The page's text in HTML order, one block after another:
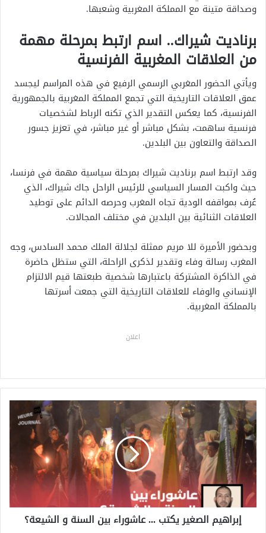
وصداقة متينة مع المملكة المغربية وشعبها.
برناديت شيراك.. اسم ارتبط بمرحلة مهمة
من العلاقات المغربية الفرنسية
ويأتي الحضور المغربي الرسمي الرفيع في هذه المراسم ليجسد
عمق العلاقات التاريخية التي تجمع المملكة المغربية بالجمهورية
الفرنسية، كما يعكس التقدير الذي تكنه الرباط لشخصيات
فرنسية ساهمت، بشكل مباشر أو غير مباشر، في تعزيز جسور
الصداقة والتعاون بين البلدين.
وقد ارتبط اسم برناديت شيراك بمرحلة سياسية مهمة في فرنسا،
حيث واكبت المسار السياسي للرئيس الراحل جاك شيراك، الذي
عُرف بمواقفه الودية تجاه المغرب وحرصه الدائم على توطيد
العلاقات الثنائية بين البلدين في مختلف المجالات.
وبحضور الأميرة للا مريم ممثلة لجلالة الملك محمد السادس، وجه
المغرب رسالة وفاء وتقدير لذكرى الراحلة، التي ستظل حاضرة
في الذاكرة المشتركة باعتبارها شخصية طبعتها قيم الالتزام
الإنساني والوفاء للعلاقات التاريخية التي جمعت أسرتها
بالمملكة المغربية.
اعلان
إ
ب
ر
ا
ه
ي
م
ا
ل
إبراهيم الصغير يكتب ... عاشوراء بين السنة و الشيعة؟